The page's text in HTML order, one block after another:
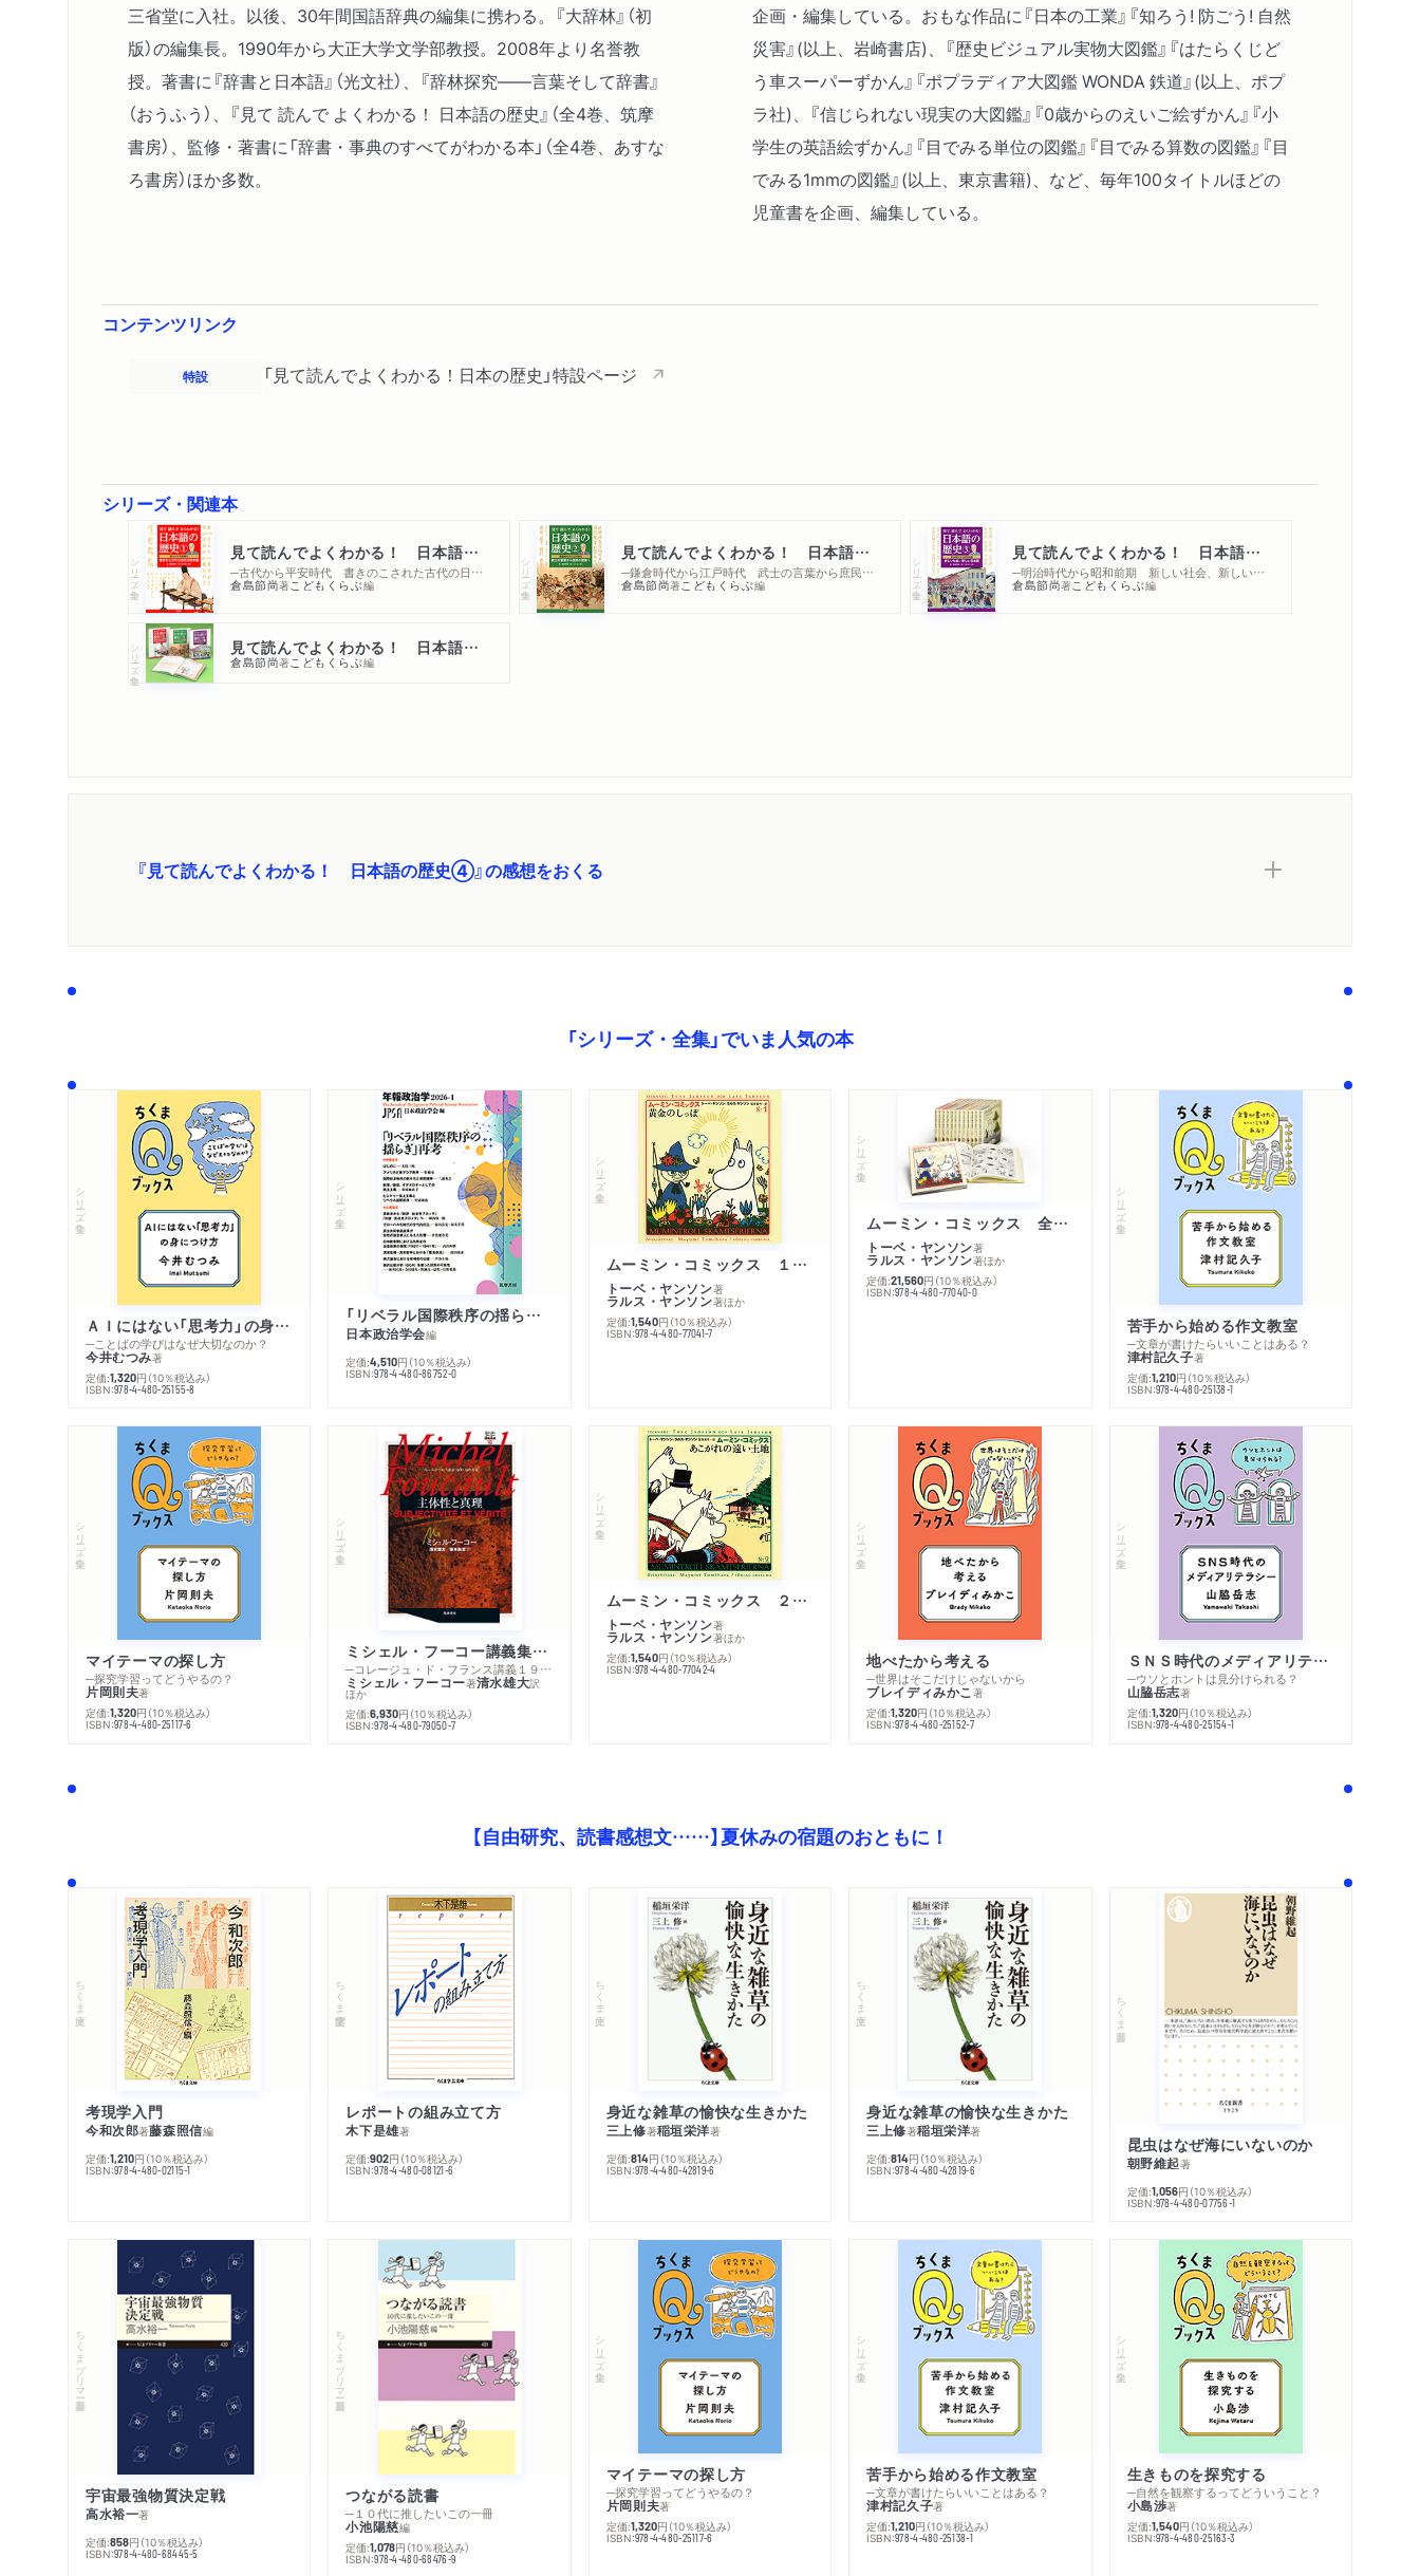
三省堂に入社。以後、30年間国語辞典の編集に携わる。『大辞林』（初
版）の編集長。1990年から大正大学文学部教授。2008年より名誉教
授。著書に『辞書と日本語』（光文社）、『辞林探究――言葉そして辞書』
（おうふう）、『見て 読んで よくわかる！ 日本語の歴史』（全4巻、筑摩
書房）、監修・著書に「辞書・事典のすべてがわかる本」（全4巻、あすな
ろ書房）ほか多数。
企画・編集している。おもな作品に『日本の工業』『知ろう! 防ごう! 自然
災害』(以上、岩崎書店)、『歴史ビジュアル実物大図鑑』『はたらくじど
う車スーパーずかん』『ポプラディア大図鑑 WONDA 鉄道』(以上、ポプ
ラ社)、『信じられない現実の大図鑑』『0歳からのえいご絵ずかん』『小
学生の英語絵ずかん』『目でみる単位の図鑑』『目でみる算数の図鑑』『目
でみる1mmの図鑑』(以上、東京書籍)、など、毎年100タイトルほどの
児童書を企画、編集している。
コンテンツリンク
特設 「見て読んでよくわかる！日本の歴史」特設ページ
シリーズ・関連本
シリーズ・全集 見て読んでよくわかる！ 日本語の歴史①
─古代から平安時代 書きのこされた古代の日本語
倉島節尚著こどもくらぶ編
シリーズ・全集 見て読んでよくわかる！ 日本語の歴史②
─鎌倉時代から江戸時代 武士の言葉から庶民の言葉へ
倉島節尚著こどもくらぶ編
シリーズ・全集 見て読んでよくわかる！ 日本語の歴史③
─明治時代から昭和前期 新しい社会、新しい日本語
倉島節尚著こどもくらぶ編
シリーズ・全集 見て読んでよくわかる！ 日本語の歴史セット
倉島節尚著こどもくらぶ編
『見て読んでよくわかる！ 日本語の歴史④』の感想をおくる
「シリーズ・全集」でいま人気の本
シリーズ・全集
ＡＩにはない「思考力」の身につけ方
─ことばの学びはなぜ大切なのか？
今井むつみ著
定価:1,320円 （10％税込み）
ISBN:978-4-480-25155-8
シリーズ・全集
「リベラル国際秩序の揺らぎ」再考 年報政治学２０２６‐Ⅰ
日本政治学会編
定価:4,510円 （10％税込み）
ISBN:978-4-480-86752-0
シリーズ・全集
ムーミン・コミックス １ 黄金のしっぽ
トーベ・ヤンソン著
ラルス・ヤンソン著ほか
定価:1,540円 （10％税込み）
ISBN:978-4-480-77041-7
シリーズ・全集
ムーミン・コミックス 全１４巻セット
トーベ・ヤンソン著
ラルス・ヤンソン著ほか
定価:21,560円 （10％税込み）
ISBN:978-4-480-77040-0
シリーズ・全集
苦手から始める作文教室
─文章が書けたらいいことはある？
津村記久子著
定価:1,210円 （10％税込み）
ISBN:978-4-480-25138-1
シリーズ・全集
マイテーマの探し方
─探究学習ってどうやるの？
片岡則夫著
定価:1,320円 （10％税込み）
ISBN:978-4-480-25117-6
シリーズ・全集
ミシェル・フーコー講義集成１０ 主体性と真理
─コレージュ・ド・フランス講義１９８０－１９８１年度
ミシェル・フーコー著清水雄大訳
ほか
定価:6,930円 （10％税込み）
ISBN:978-4-480-79050-7
シリーズ・全集
ムーミン・コミックス ２ あこがれの遠い土地
トーベ・ヤンソン著
ラルス・ヤンソン著ほか
定価:1,540円 （10％税込み）
ISBN:978-4-480-77042-4
シリーズ・全集
地べたから考える
─世界はそこだけじゃないから
ブレイディみかこ著
定価:1,320円 （10％税込み）
ISBN:978-4-480-25152-7
シリーズ・全集
ＳＮＳ時代のメディアリテラシー
─ウソとホントは見分けられる？
山脇岳志著
定価:1,320円 （10％税込み）
ISBN:978-4-480-25154-1
【自由研究、読書感想文……】夏休みの宿題のおともに！
ちくま文庫
考現学入門
今和次郎著藤森照信編
定価:1,210円 （10％税込み）
ISBN:978-4-480-02115-1
ちくま学芸文庫
レポートの組み立て方
木下是雄著
定価:902円 （10％税込み）
ISBN:978-4-480-08121-6
ちくま文庫
身近な雑草の愉快な生きかた
三上修著稲垣栄洋著
定価:814円 （10％税込み）
ISBN:978-4-480-42819-6
ちくま文庫
身近な雑草の愉快な生きかた
三上修著稲垣栄洋著
定価:814円 （10％税込み）
ISBN:978-4-480-42819-6
ちくま新書
昆虫はなぜ海にいないのか
朝野維起著
定価:1,056円 （10％税込み）
ISBN:978-4-480-07756-1
ちくまプリマー新書
宇宙最強物質決定戦
高水裕一著
定価:858円 （10％税込み）
ISBN:978-4-480-68445-5
ちくまプリマー新書
つながる読書
─１０代に推したいこの一冊
小池陽慈編
定価:1,078円 （10％税込み）
ISBN:978-4-480-68476-9
シリーズ・全集
マイテーマの探し方
─探究学習ってどうやるの？
片岡則夫著
定価:1,320円 （10％税込み）
ISBN:978-4-480-25117-6
シリーズ・全集
苦手から始める作文教室
─文章が書けたらいいことはある？
津村記久子著
定価:1,210円 （10％税込み）
ISBN:978-4-480-25138-1
シリーズ・全集
生きものを探究する
─自然を観察するってどういうこと？
小島渉著
定価:1,540円 （10％税込み）
ISBN:978-4-480-25163-3